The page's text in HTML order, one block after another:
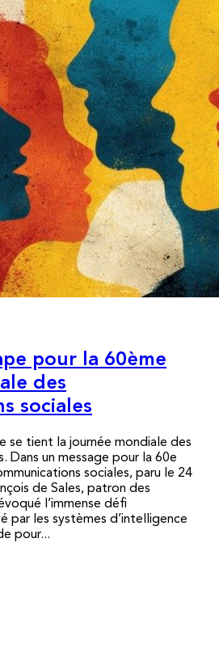
pour la 60ème
des
sociales
se tient la journée mondiale des
Dans un message pour la 60e
sociales, paru le 24
de Sales, patron des
l’immense défi
par les systèmes d’intelligence
pour...